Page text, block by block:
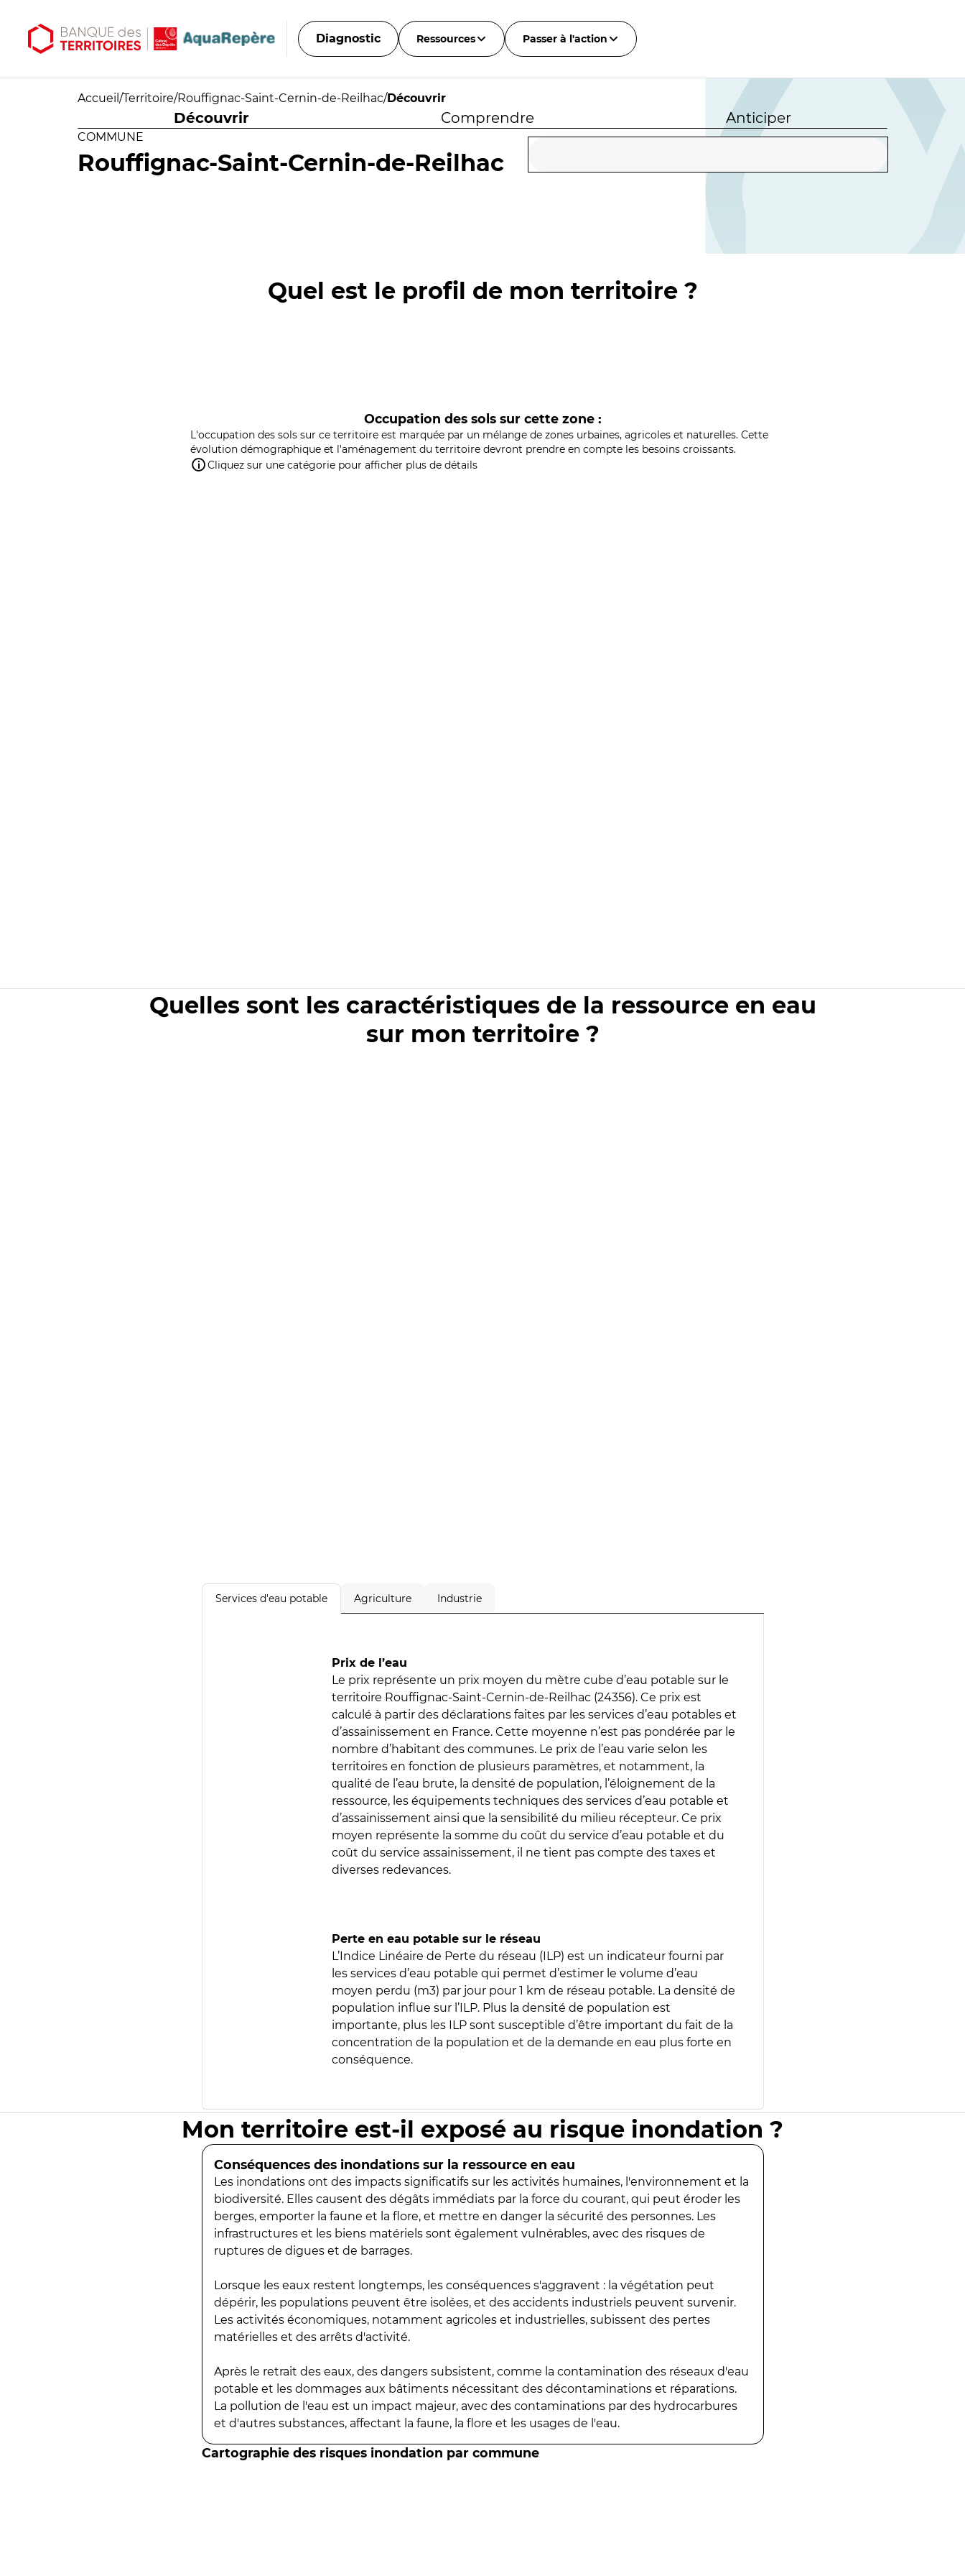
Diagnostic Ressources Passer à l'action
Accueil /Territoire/Rouffignac-Saint-Cernin-de-Reilhac/Découvrir
Découvrir Comprendre Anticiper
COMMUNE
Rouffignac-Saint-Cernin-de-Reilhac
Quel est le profil de mon territoire ?
Occupation des sols sur cette zone :
L'occupation des sols sur ce territoire est marquée par un mélange de zones urbaines, agricoles et naturelles. Cette
évolution démographique et l'aménagement du territoire devront prendre en compte les besoins croissants.
Cliquez sur une catégorie pour afficher plus de détails
Quelles sont les caractéristiques de la ressource en eau
sur mon territoire ?
Services d'eau potable Agriculture Industrie
Prix de l’eau
Le prix représente un prix moyen du mètre cube d’eau potable sur le
territoire Rouffignac-Saint-Cernin-de-Reilhac (24356). Ce prix est
calculé à partir des déclarations faites par les services d’eau potables et
d’assainissement en France. Cette moyenne n’est pas pondérée par le
nombre d’habitant des communes. Le prix de l’eau varie selon les
territoires en fonction de plusieurs paramètres, et notamment, la
qualité de l’eau brute, la densité de population, l’éloignement de la
ressource, les équipements techniques des services d’eau potable et
d’assainissement ainsi que la sensibilité du milieu récepteur. Ce prix
moyen représente la somme du coût du service d’eau potable et du
coût du service assainissement, il ne tient pas compte des taxes et
diverses redevances.
Perte en eau potable sur le réseau
L’Indice Linéaire de Perte du réseau (ILP) est un indicateur fourni par
les services d’eau potable qui permet d’estimer le volume d’eau
moyen perdu (m3) par jour pour 1 km de réseau potable. La densité de
population influe sur l’ILP. Plus la densité de population est
importante, plus les ILP sont susceptible d’être important du fait de la
concentration de la population et de la demande en eau plus forte en
conséquence.
Mon territoire est-il exposé au risque inondation ?
Conséquences des inondations sur la ressource en eau
Les inondations ont des impacts significatifs sur les activités humaines, l'environnement et la
biodiversité. Elles causent des dégâts immédiats par la force du courant, qui peut éroder les
berges, emporter la faune et la flore, et mettre en danger la sécurité des personnes. Les
infrastructures et les biens matériels sont également vulnérables, avec des risques de
ruptures de digues et de barrages.
Lorsque les eaux restent longtemps, les conséquences s'aggravent : la végétation peut
dépérir, les populations peuvent être isolées, et des accidents industriels peuvent survenir.
Les activités économiques, notamment agricoles et industrielles, subissent des pertes
matérielles et des arrêts d'activité.
Après le retrait des eaux, des dangers subsistent, comme la contamination des réseaux d'eau
potable et les dommages aux bâtiments nécessitant des décontaminations et réparations.
La pollution de l'eau est un impact majeur, avec des contaminations par des hydrocarbures
et d'autres substances, affectant la faune, la flore et les usages de l'eau.
Cartographie des risques inondation par commune